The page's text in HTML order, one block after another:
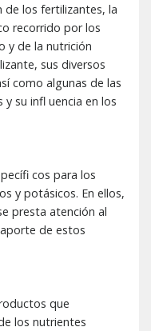
de los fertilizantes, la
recorrido por los
y de la nutrición
sus diversos
como algunas de las
su infl uencia en los
cos para los
y potásicos. En ellos,
presta atención al
de estos
que
los nutrientes